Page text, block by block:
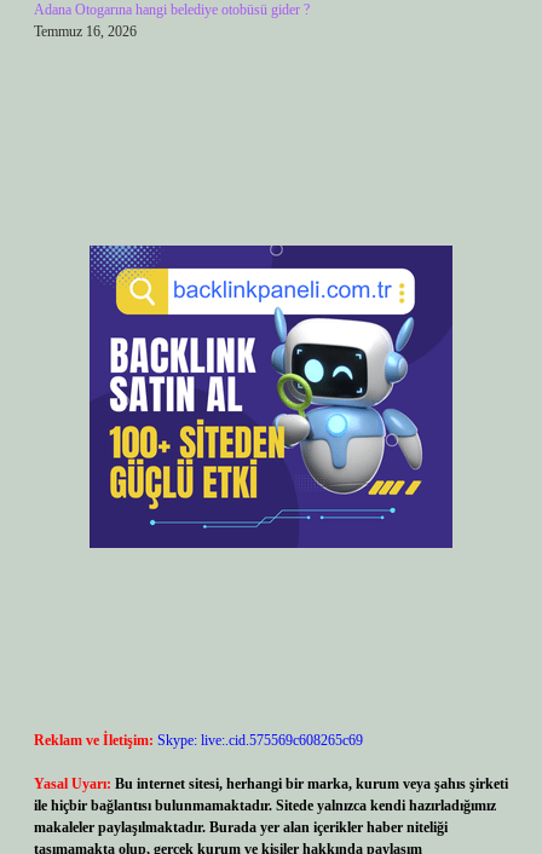
Adana Otogarına hangi belediye otobüsü gider ?
Temmuz 16, 2026
Reklam ve İletişim: Skype: live:.cid.575569c608265c69
Yasal Uyarı: Bu internet sitesi, herhangi bir marka, kurum veya şahıs şirketi
ile hiçbir bağlantısı bulunmamaktadır. Sitede yalnızca kendi hazırladığımız
makaleler paylaşılmaktadır. Burada yer alan içerikler haber niteliği
taşımamakta olup, gerçek kurum ve kişiler hakkında paylaşım